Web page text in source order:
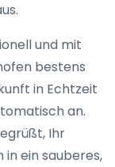
und mit
bestens
in Echtzeit
an.
Ihr
in ein sauberes,